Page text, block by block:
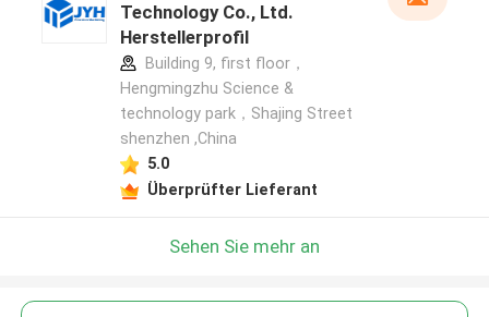
Technology Co., Ltd.
Herstellerprofil
Building 9, first floor，
Hengmingzhu Science &
technology park，Shajing Street
shenzhen ,China
5.0
Überprüfter Lieferant
Sehen Sie mehr an